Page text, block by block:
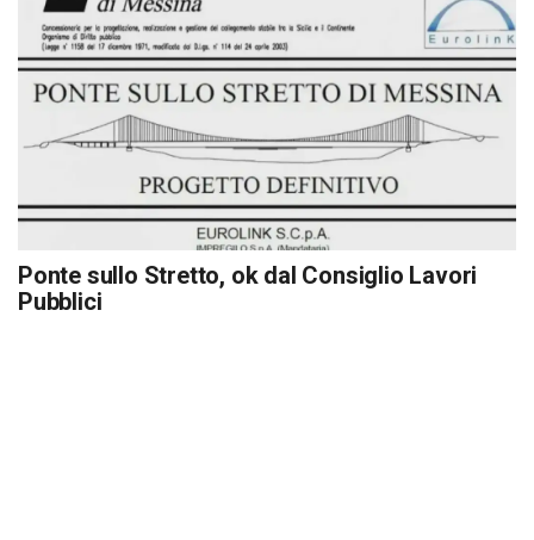
Ponte sullo Stretto, ok dal Consiglio Lavori
Pubblici